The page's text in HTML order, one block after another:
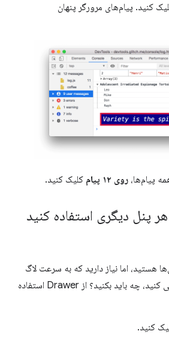
کنید. پیام‌های مرورگر پنهان
پیام‌ها، روی ۱۲ پیام کلیک کنید.
هر پنل دیگری استفاده کنید
هستید، اما نیاز دارید که به سرعت لاگ
را برای چیزی بررسی کنید، چه باید بکنید؟ از Drawer استفاده
کنید.